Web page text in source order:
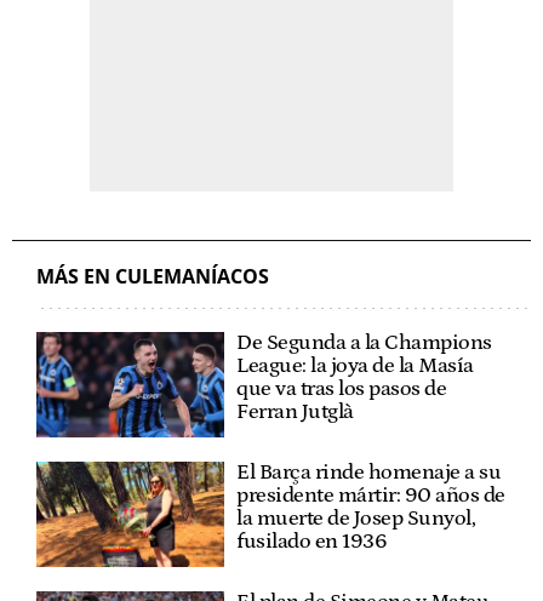
MÁS EN CULEMANÍACOS
De Segunda a la Champions
League: la joya de la Masía
que va tras los pasos de
Ferran Jutglà
El Barça rinde homenaje a su
presidente mártir: 90 años de
la muerte de Josep Sunyol,
fusilado en 1936